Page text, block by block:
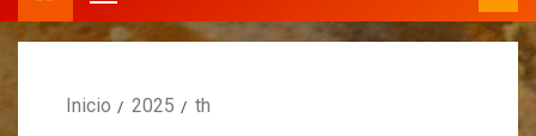
Inicio 2025 th